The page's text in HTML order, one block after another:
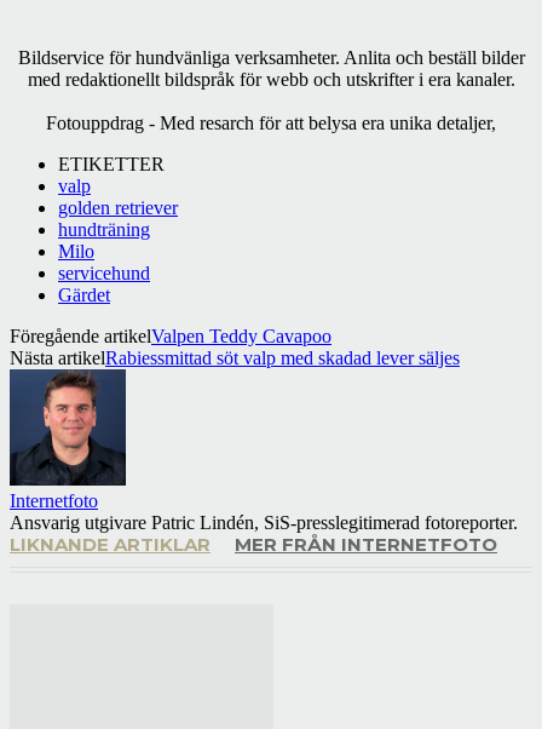
Bildservice för hundvänliga verksamheter. Anlita och beställ bilder
med redaktionellt bildspråk för webb och utskrifter i era kanaler.
Fotouppdrag - Med resarch för att belysa era unika detaljer,
ETIKETTER
valp
golden retriever
hundträning
Milo
servicehund
Gärdet
Föregående artikelValpen Teddy Cavapoo
Nästa artikelRabiessmittad söt valp med skadad lever säljes
Internetfoto
Ansvarig utgivare Patric Lindén, SiS-presslegitimerad fotoreporter.
LIKNANDE ARTIKLAR MER FRÅN INTERNETFOTO